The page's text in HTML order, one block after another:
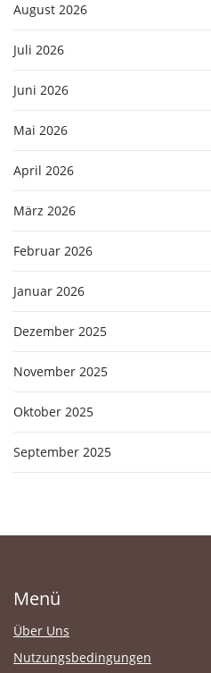
August 2026
Juli 2026
Juni 2026
Mai 2026
April 2026
März 2026
Februar 2026
Januar 2026
Dezember 2025
November 2025
Oktober 2025
September 2025
Menü
Über Uns
Nutzungsbedingungen